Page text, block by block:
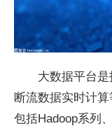
大数据平台
断流数据实时计
包括Hadoop系列